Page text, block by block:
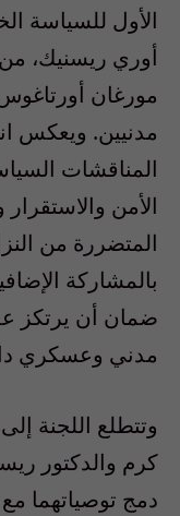
الأول للسياسة
أوري ريسنيك،
مورغان
مدنيين. ويعكس
المناقشات
الأمن
المتضررة من
بالمشاركة
ضمان أن يرتكز
مدني وعسكري
وتتطلع اللجنة
كرم والدكتور
دمج توصياتهما